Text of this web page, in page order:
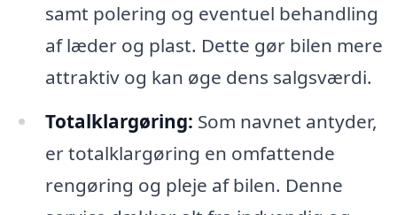
samt polering og eventuel behandling
af læder og plast. Dette gør bilen mere
attraktiv og kan øge dens salgsværdi.
Totalklargøring: Som navnet antyder,
er totalklargøring en omfattende
rengøring og pleje af bilen. Denne